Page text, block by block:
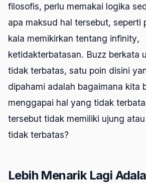
filosofis, perlu memakai logika
apa maksud hal tersebut, seperti
kala memikirkan tentang infinity,
ketidakterbatasan. Buzz berkata
tidak terbatas, satu poin disini
dipahami adalah bagaimana kita
menggapai hal yang tidak
tersebut tidak memiliki ujung
tidak terbatas?
Lebih Menarik Lagi